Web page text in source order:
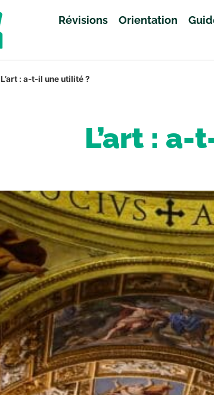
Révisions Orientation
L’art : a-t-il une utilité ?
L’art :